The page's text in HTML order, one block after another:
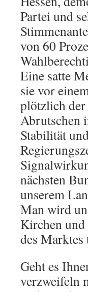
Partei und
von 60
Eine satte
sie vor
plötzlich
Abrutschen
Stabilität
nächsten
unserem
Man wird
Kirchen
des Marktes
Geht es
verzweifeln